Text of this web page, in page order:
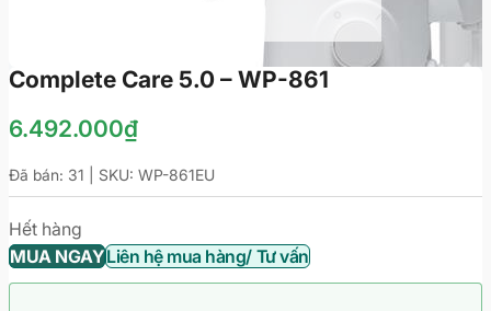
Complete Care 5.0 – WP-861
6.492.000₫
Đã bán: 31 | SKU: WP-861EU
Hết hàng
MUA NGAYLiên hệ mua hàng/ Tư vấn